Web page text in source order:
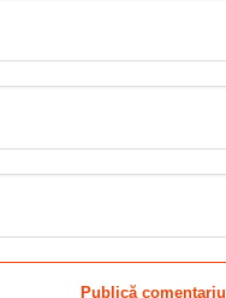
Publică comentariul